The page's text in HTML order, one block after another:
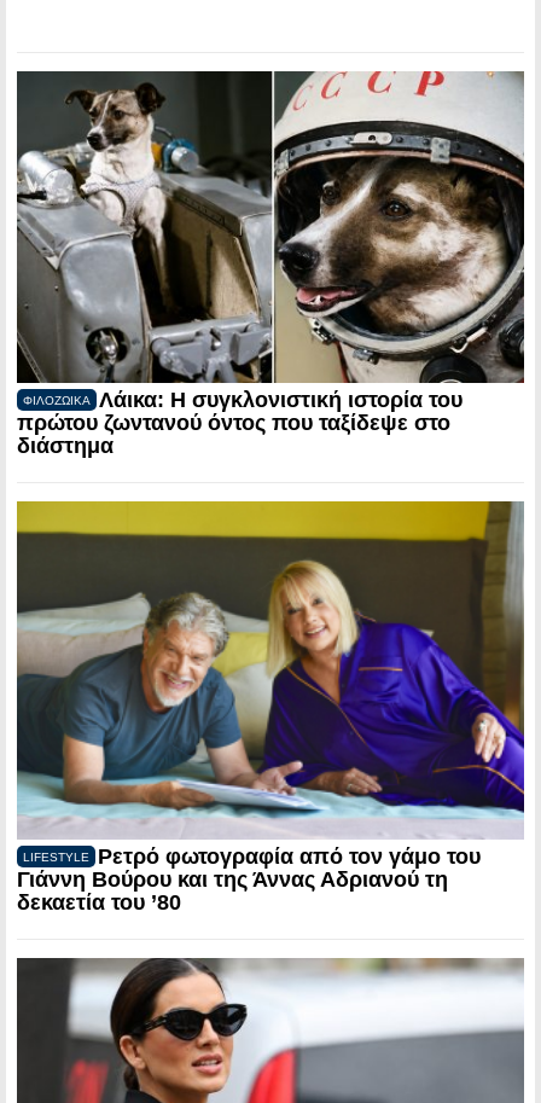
ΦΙΛΟΖΩΙΚΑ
Λάικα: Η συγκλονιστική ιστορία του
πρώτου ζωντανού όντος που ταξίδεψε στο
διάστημα
LIFESTYLE
Ρετρό φωτογραφία από τον γάμο του
Γιάννη Βούρου και της Άννας Αδριανού τη
δεκαετία του ’80